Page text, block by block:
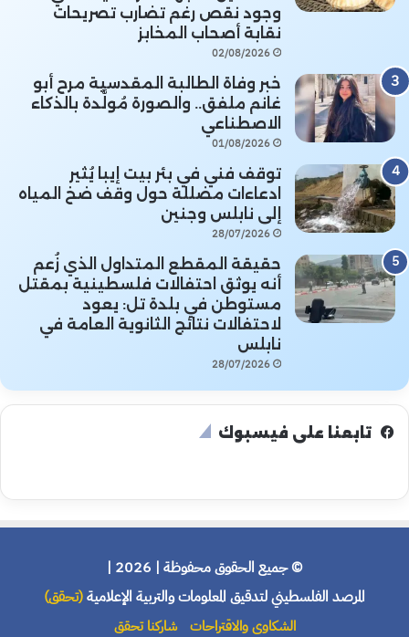
وجود نقص رغم تضارب تصريحات
نقابة أصحاب المخابز
02/08/2026
خبر وفاة الطالبة المقدسية مرح أبو
غانم ملفق.. والصورة مُولَّدة بالذكاء
الاصطناعي
01/08/2026
توقف فني في بئر بيت إيبا يُثير
ادعاءات مضللة حول وقف ضخ المياه
إلى نابلس وجنين
28/07/2026
حقيقة المقطع المتداول الذي زُعم
أنه يوثق احتفالات فلسطينية بمقتل
مستوطن في بلدة تل: يعود
لاحتفالات نتائج الثانوية العامة في
نابلس
28/07/2026
تابعنا على فيسبوك
© جميع الحقوق محفوظة | 2026 |
المرصد الفلسطيني لتدقيق المعلومات والتربية الإعلامية(تحقق)
الشكاوى والاقتراحات شاركنا تحقق